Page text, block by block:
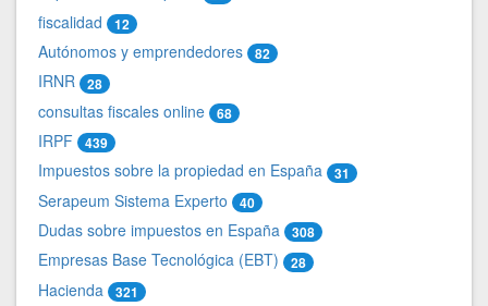
fiscalidad 12
Autónomos y emprendedores 82
IRNR 28
consultas fiscales online 68
IRPF 439
Impuestos sobre la propiedad en España 31
Serapeum Sistema Experto 40
Dudas sobre impuestos en España 308
Empresas Base Tecnológica (EBT) 28
Hacienda 321